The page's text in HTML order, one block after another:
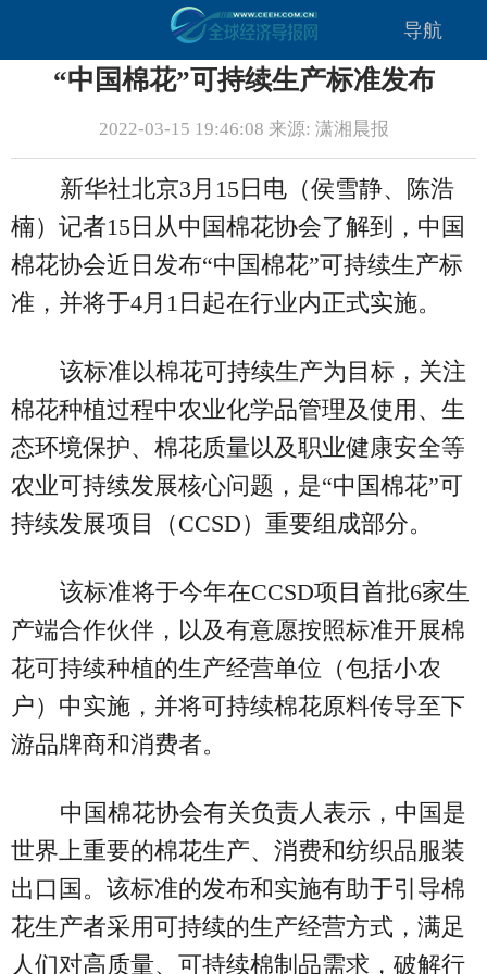
导航
“中国棉花”可持续生产标准发布
2022-03-15 19:46:08 来源: 潇湘晨报
新华社北京3月15日电（侯雪静、陈浩
楠）记者15日从中国棉花协会了解到，中国
棉花协会近日发布“中国棉花”可持续生产标
准，并将于4月1日起在行业内正式实施。
该标准以棉花可持续生产为目标，关注
棉花种植过程中农业化学品管理及使用、生
态环境保护、棉花质量以及职业健康安全等
农业可持续发展核心问题，是“中国棉花”可
持续发展项目（CCSD）重要组成部分。
该标准将于今年在CCSD项目首批6家生
产端合作伙伴，以及有意愿按照标准开展棉
花可持续种植的生产经营单位（包括小农
户）中实施，并将可持续棉花原料传导至下
游品牌商和消费者。
中国棉花协会有关负责人表示，中国是
世界上重要的棉花生产、消费和纺织品服装
出口国。该标准的发布和实施有助于引导棉
花生产者采用可持续的生产经营方式，满足
人们对高质量、可持续棉制品需求，破解行